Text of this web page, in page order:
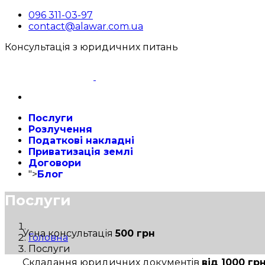
096 311-03-97
contact@alawar.com.ua
Консультація з юридичних питань
Послуги
Розлучення
Податкові накладні
Приватизація землі
Договори
">Блог
Послуги
Головна
Послуги
Усна консультація500 грн
Складання юридичних документів від 1000